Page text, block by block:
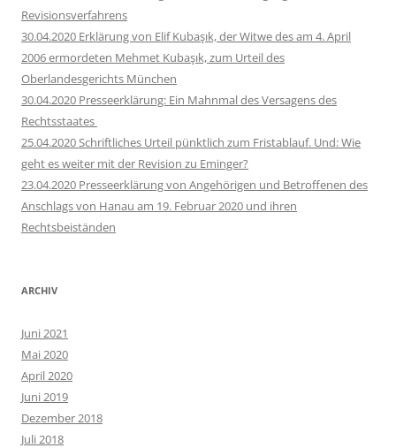
Revisionsverfahrens
30.04.2020 Erklärung von Elif Kubaşık, der Witwe des am 4. April
2006 ermordeten Mehmet Kubaşık, zum Urteil des
Oberlandesgerichts München
30.04.2020 Presseerklärung: Ein Mahnmal des Versagens des
Rechtsstaates
25.04.2020 Schriftliches Urteil pünktlich zum Fristablauf. Und: Wie
geht es weiter mit der Revision zu Eminger?
23.04.2020 Presseerklärung von Angehörigen und Betroffenen des
Anschlags von Hanau am 19. Februar 2020 und ihren
Rechtsbeiständen
ARCHIV
Juni 2021
Mai 2020
April 2020
Juni 2019
Dezember 2018
Juli 2018